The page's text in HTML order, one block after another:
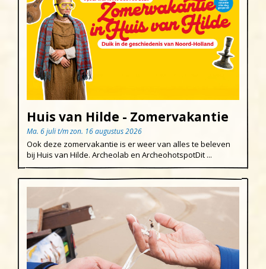
Huis van Hilde - Zomervakantie
Ma. 6 juli t/m zon. 16 augustus 2026
Ook deze zomervakantie is er weer van alles te beleven
bij Huis van Hilde. Archeolab en ArcheohotspotDit ...